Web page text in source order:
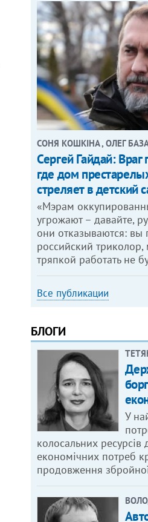
СОНЯ КОШКІНА , ОЛЕГ
Сергей Гайдай: Враг
где дом
стреляет в детский
«Мэрам
угрожают – давайте,
они отказываются: вы
российский
тряпкой работать не
Все публикации
БЛОГИ
У
колосальних ресурсів
економічних потреб
продовження